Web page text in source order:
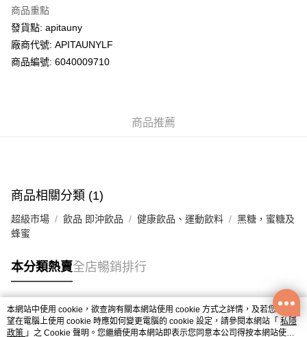
WeChat Pay
送貨方式
每筆HK$50.00，滿HK$200.00或以上免運費
UNY 門市自取
每筆HK$50.00，滿HK$200.00或以上免運費
商品重點
發貨點: apitauny
廠商代號: APITAUNYLF
商品編號: 6040009710
商品推薦
商品相關分類 (1)
超級市場 飲品 即沖飲品 健康飲品、運動飲料
黑糖，蜜糖及
蜂蜜
本分類熱賣全店暢銷排行
熱門標籤
本網站中使用 cookie，欲查詢有關本網站使用 cookie 方式之詳情，及若您不希
望在電腦上使用 cookie 時應如何變更電腦的 cookie 設定，請參閱本網站「 私隱
政策 」之 Cookie 聲明。您繼續使用本網站即表示您同意本公司得按本網站使用